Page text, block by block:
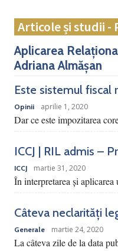
Articole și studii -
Aplicarea
Adriana Almășan
Este sistemul fiscal
Opinii aprilie 1, 2020
Dar ce este impozitarea
ICCJ | RIL admis –
ICCJ martie 31, 2020
În interpretarea şi
Câteva neclarități
Generale martie 24, 2020
La câteva zile de la data